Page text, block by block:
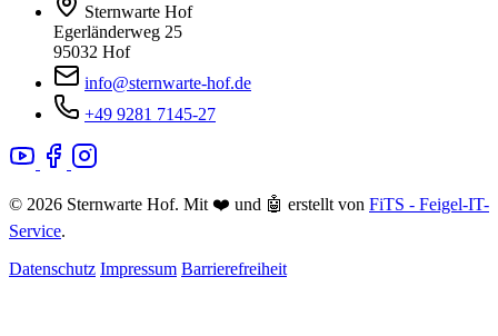
Sternwarte Hof
Egerländerweg 25
95032 Hof
info@sternwarte-hof.de
+49 9281 7145-27
© 2026 Sternwarte Hof. Mit ❤️ und 🤖 erstellt von FiTS - Feigel-IT-
Service.
Datenschutz Impressum Barrierefreiheit